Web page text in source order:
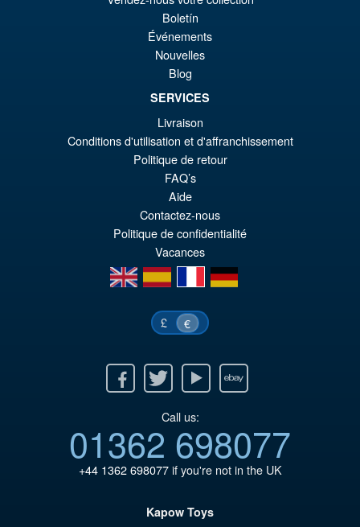
Threezero Transformers DLX
Optimus Primal ( Beast Wars
Universe )
€258.12
PRE ORDENA
Boletín
Événements
Nouvelles
Blog
SERVICES
Livraison
Conditions d'utilisation et d'affranchissement
Politique de retour
FAQ’s
Aide
Contactez-nous
Politique de confidentialité
Vacances
en
es fr de
£ €
Twitter Youtube Ebay
Call us:
01362 698077
+44 1362 698077if you're not in the UK
Kapow Toys